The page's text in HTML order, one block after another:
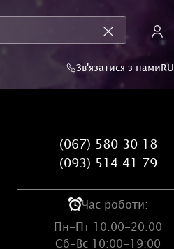
Зв'язатися з намиRU
(067) 580 30 18
(093) 514 41 79
Час роботи:
Пн-Пт 10:00-20:00
Сб-Вс 10:00-19:00